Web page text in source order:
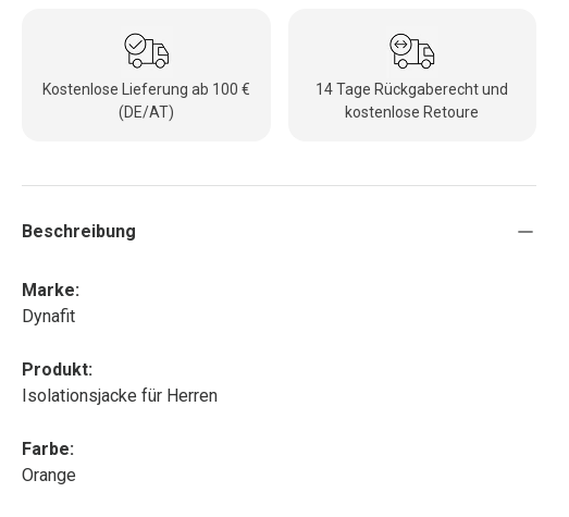
Kostenlose Lieferung ab 100 €
(DE/AT)
14 Tage Rückgaberecht und
kostenlose Retoure
Beschreibung
Marke:
Dynafit
Produkt:
Isolationsjacke für Herren
Farbe:
Orange